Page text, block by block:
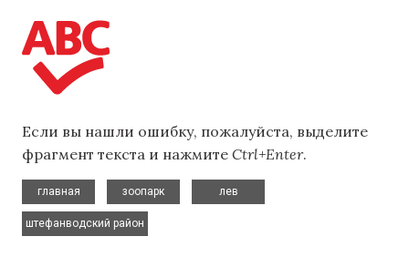
Если вы нашли ошибку, пожалуйста, выделите
фрагмент текста и нажмите Ctrl+Enter.
главная
зоопарк
лев
штефанводский район